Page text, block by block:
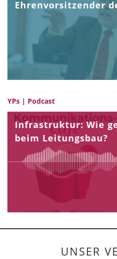
Ehrenvorsitzender
YPs | Podcast
Infrastruktur: Wie
beim Leitungsbau?
UNSER